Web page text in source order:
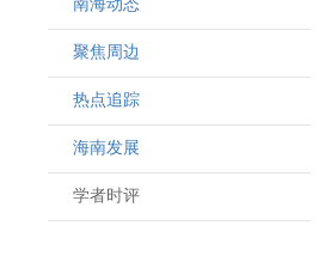
南海动态
聚焦周边
热点追踪
海南发展
学者时评